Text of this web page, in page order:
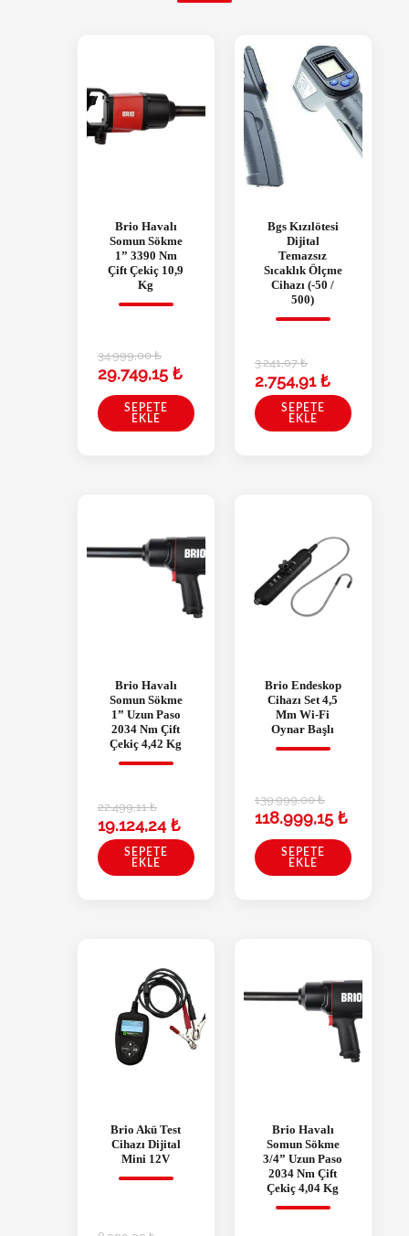
Brio Havalı
Somun Sökme
1” 3390 Nm
Çift Çekiç 10,9
Kg
34.999,00₺
29.749,15 ₺
SEPETE
EKLE
Bgs Kızılötesi
Dijital
Temazsız
Sıcaklık Ölçme
Cihazı (-50 /
500)
3.241,07₺
2.754,91₺
SEPETE
EKLE
Brio Havalı
Somun Sökme
1” Uzun Paso
2034 Nm Çift
Çekiç 4,42 Kg
22.499,11₺
19.124,24₺
SEPETE
EKLE
Brio Endeskop
Cihazı Set 4,5
Mm Wi-Fi
Oynar Başlı
139.999,00₺
118.999,15 ₺
SEPETE
EKLE
Brio Akü Test
Cihazı Dijital
Mini 12V
Brio Havalı
Somun Sökme
3/4” Uzun Paso
2034 Nm Çift
Çekiç 4,04 Kg